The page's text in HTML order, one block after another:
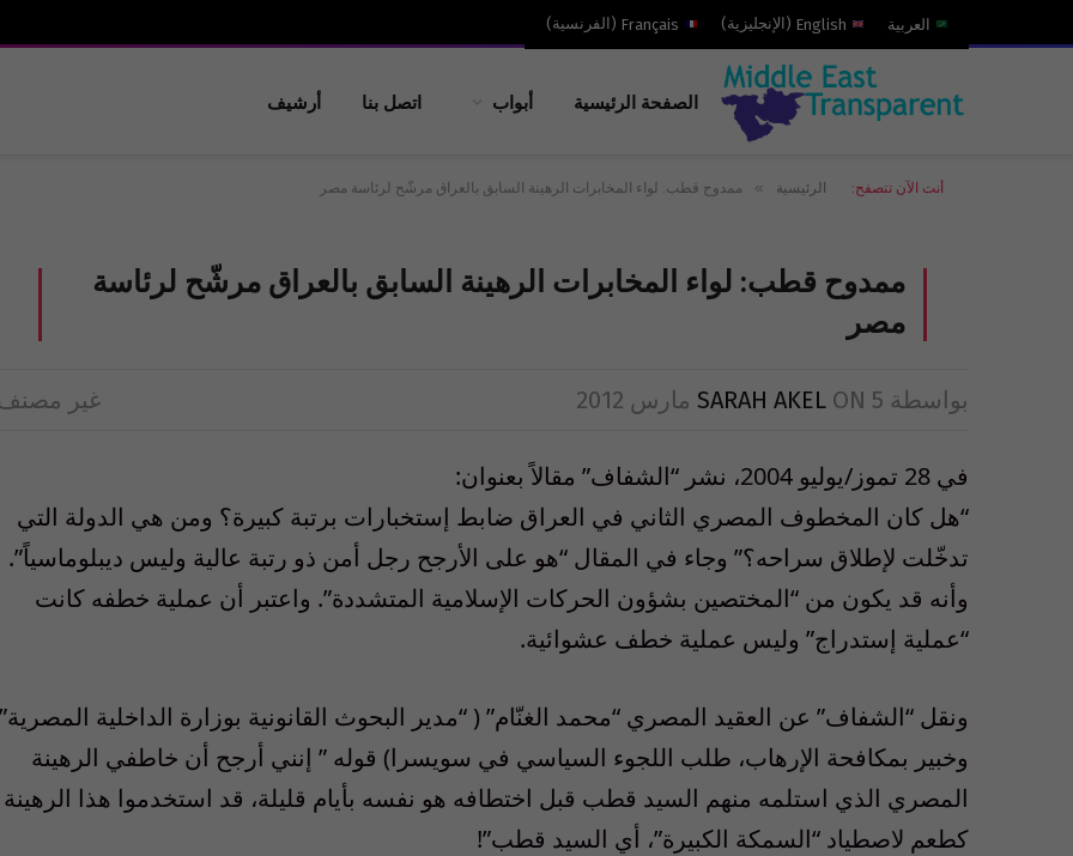
العربية English
( الإنجليزية)
Français
( الفرنسية)
الصفحة الرئيسية أبواب اتصل بنا أرشيف
أنت الآن تتصفح: الرئيسية » ممدوح قطب: لواء المخابرات الرهينة السابق بالعراق مرشّح لرئاسة مصر
ممدوح قطب: لواء المخابرات الرهينة السابق بالعراق مرشّح لرئاسة
مصر
بواسطة SARAH AKEL ON 5 مارس 2012 غير
في 28 تموز/يوليو 2004، نشر “الشفاف” مقالاً بعنوان:
“هل كان المخطوف المصري الثاني في العراق ضابط إستخبارات برتبة كبيرة؟ ومن هي الدولة التي
تدخّلت لإطلاق سراحه؟” وجاء في المقال “هو على الأرجح رجل أمن ذو رتبة عالية وليس ديبلوماسياً”.
وأنه قد يكون من “المختصين بشؤون الحركات الإسلامية المتشددة”. واعتبر أن عملية خطفه كانت
“عملية إستدراج” وليس عملية خطف عشوائية.
ونقل “الشفاف” عن العقيد المصري “محمد الغنّام” ( “مدير البحوث القانونية بوزارة الداخلية المصرية”
وخبير بمكافحة الإرهاب، طلب اللجوء السياسي في سويسرا) قوله ” إنني أرجح أن خاطفي الرهينة
المصري الذي استلمه منهم السيد قطب قبل اختطافه هو نفسه بأيام قليلة، قد استخدموا هذا الرهينة
كطعم لاصطياد “السمكة الكبيرة”، أي السيد قطب”!